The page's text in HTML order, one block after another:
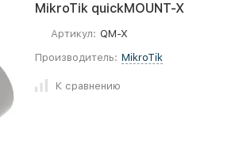
MikroTik quickMOUNT-X
Артикул: QM-X
Производитель: MikroTik
К сравнению